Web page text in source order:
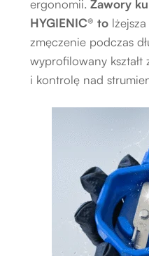
ergonomii. Zawory
HYGIENIC® tolżejsza
zmęczenie podczas
wyprofilowany
i kontrolę nad